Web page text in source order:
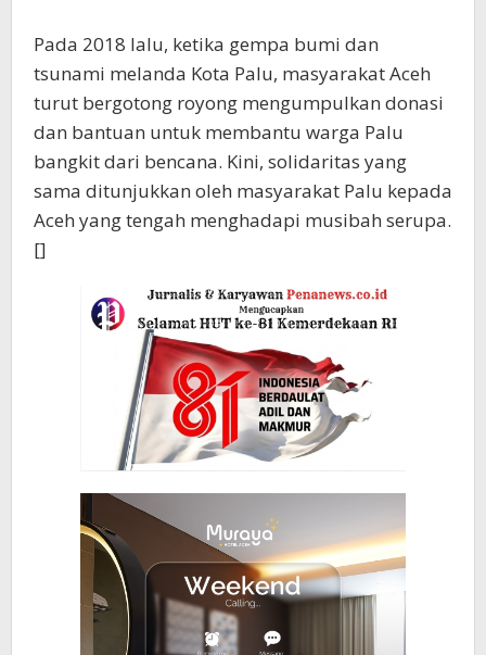
‎Pada 2018 lalu, ketika gempa bumi dan
tsunami melanda Kota Palu, masyarakat Aceh
turut bergotong royong mengumpulkan donasi
dan bantuan untuk membantu warga Palu
bangkit dari bencana. Kini, solidaritas yang
sama ditunjukkan oleh masyarakat Palu kepada
Aceh yang tengah menghadapi musibah serupa.
[]